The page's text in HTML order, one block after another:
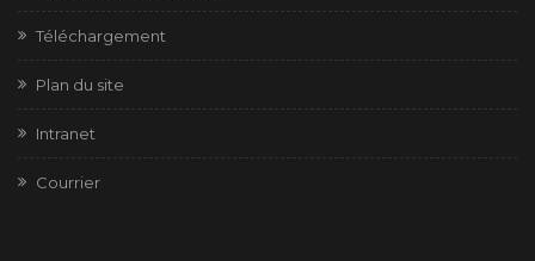
Téléchargement
Plan du site
Intranet
Courrier